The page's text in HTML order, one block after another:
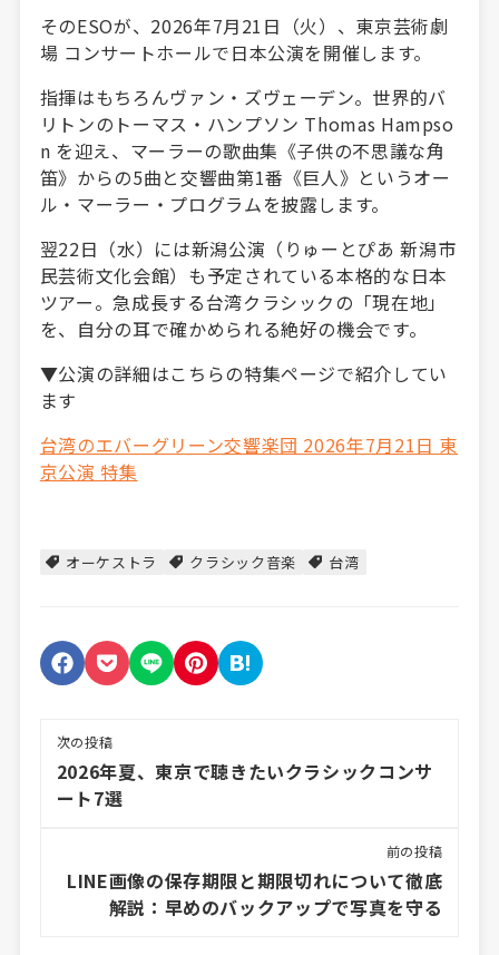
そのESOが、2026年7月21日（火）、東京芸術劇
場 コンサートホールで日本公演を開催します。
指揮はもちろんヴァン・ズヴェーデン。世界的バ
リトンのトーマス・ハンプソン Thomas Hampso
n を迎え、マーラーの歌曲集《子供の不思議な角
笛》からの5曲と交響曲第1番《巨人》というオー
ル・マーラー・プログラムを披露します。
翌22日（水）には新潟公演（りゅーとぴあ 新潟市
民芸術文化会館）も予定されている本格的な日本
ツアー。急成長する台湾クラシックの「現在地」
を、自分の耳で確かめられる絶好の機会です。
▼公演の詳細はこちらの特集ページで紹介してい
ます
台湾のエバーグリーン交響楽団 2026年7月21日 東
京公演 特集
オーケストラ クラシック音楽 台湾
次の投稿
2026年夏、東京で聴きたいクラシックコンサ
ート7選
前の投稿
LINE画像の保存期限と期限切れについて徹底
解説：早めのバックアップで写真を守る